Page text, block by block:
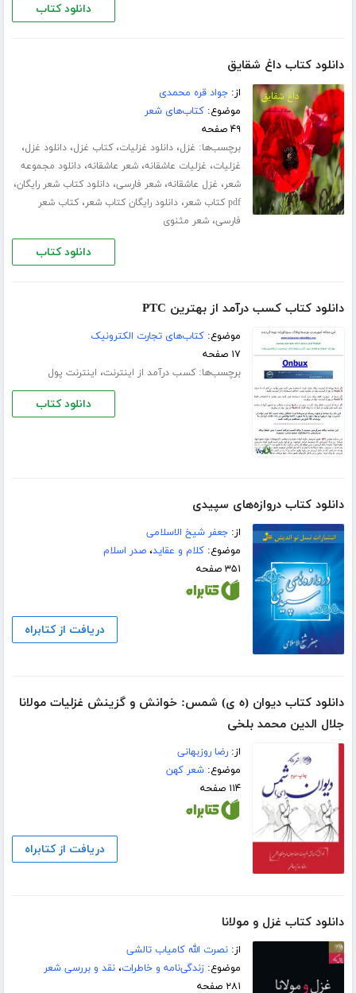
دانلود کتاب
دانلود کتاب داغ شقایق
از:جواد قره محمدی
موضوع:کتاب‌های شعر
۴۹ صفحه
برچسب‌ها: غزل،دانلود غزلیات،کتاب غزل،دانلود غزل،
غزلیات، غزلیات عاشقانه،شعر عاشقانه،دانلود مجموعه
شعر، غزل عاشقانه،شعر فارسی،دانلود کتاب شعر رایگان،
pdf کتاب شعر ،دانلود رایگان کتاب شعر،کتاب شعر
فارسی،شعر مثنوی
دانلود کتاب
دانلود کتاب کسب درآمد از بهترین PTC
موضوع:کتاب‌های تجارت الکترونیک
۱۷ صفحه
برچسب‌ها:کسب درآمد از اینترنت، اینترنت پول
دانلود کتاب
دانلود کتاب دروازه‌های سپیدی
از:جعفر شیخ الاسلامی
موضوع:کلام و عقاید،صدر اسلام
۳۵۱ صفحه
دریافت از کتابراه
دانلود کتاب دیوان (ه ی) شمس: خوانش و گزینش غزلیات مولانا
جلال الدین محمد بلخی
از:رضا روزبهانی
موضوع:شعر کهن
۱۱۴ صفحه
دریافت از کتابراه
دانلود کتاب غزل و مولانا
از:نصرت الله کامیاب تالشی
موضوع:زندگی‌نامه و خاطرات،نقد و بررسی شعر
۲۸۱ صفحه